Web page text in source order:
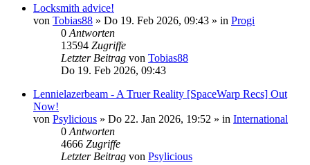
Locksmith advice!
von Tobias88 » Do 19. Feb 2026, 09:43 » in Progi
0 Antworten
13594 Zugriffe
Letzter Beitrag von Tobias88
Do 19. Feb 2026, 09:43
Lennielazerbeam - A Truer Reality [SpaceWarp Recs] Out
Now!
von Psylicious » Do 22. Jan 2026, 19:52 » in International
0 Antworten
4666 Zugriffe
Letzter Beitrag von Psylicious